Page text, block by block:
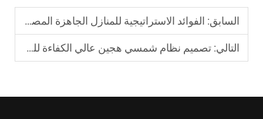
السابق: الفوائد الاستراتيجية للمنازل الجاهزة المصنوعة من الحاويات في المشاريع الحضرية
التالي: تصميم نظام شمسي هجين عالي الكفاءة للمصانع